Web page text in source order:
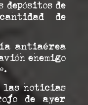
de
de
antiaérea
enemigo
las noticias
de ayer